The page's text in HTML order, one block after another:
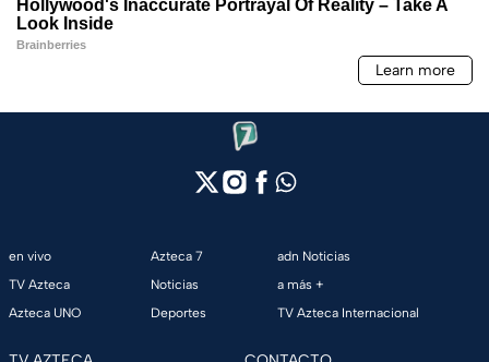
en vivo
TV Azteca
Azteca UNO
Azteca 7
Noticias
Deportes
adn Noticias
a más +
TV Azteca Internacional